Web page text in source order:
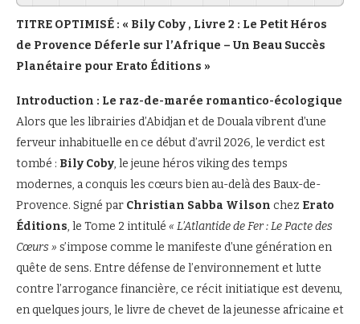
TITRE OPTIMISÉ : « Bily Coby , Livre 2 : Le Petit Héros
de Provence Déferle sur l’Afrique – Un Beau Succès
Planétaire pour Erato Éditions »
Introduction : Le raz-de-marée romantico-écologique
Alors que les librairies d’Abidjan et de Douala vibrent d’une
ferveur inhabituelle en ce début d’avril 2026, le verdict est
tombé : Bily Coby, le jeune héros viking des temps
modernes, a conquis les cœurs bien au-delà des Baux-de-
Provence. Signé par Christian Sabba Wilson chez Erato
Éditions, le Tome 2 intitulé « L’Atlantide de Fer : Le Pacte des
Cœurs » s’impose comme le manifeste d’une génération en
quête de sens. Entre défense de l’environnement et lutte
contre l’arrogance financière, ce récit initiatique est devenu,
en quelques jours, le livre de chevet de la jeunesse africaine et